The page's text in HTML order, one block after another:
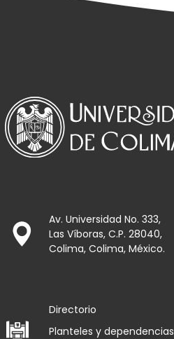
Av. Universidad No. 333,
Las Víboras, C.P. 28040,
Colima, Colima, México.
Directorio
Planteles y dependencias